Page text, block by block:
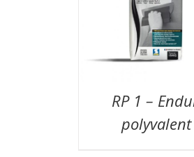
RP 1 –
polyvalent